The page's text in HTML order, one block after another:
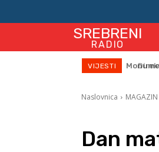
SREBRENI
RADIO
VIJESTI
Naslovnica MAGAZIN
Dan